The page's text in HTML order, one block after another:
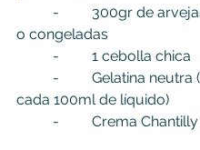
o congeladas
	-         1 cebolla chica
cada 100ml de líquido)
	-         Crema Chantilly